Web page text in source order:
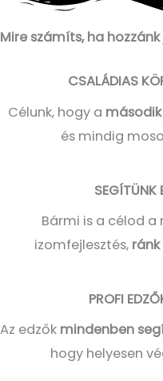
Mire számíts, ha
CSALÁDIAS
Célunk, hogy a
és mindig
SEGÍTÜNK
Bármi is a célod
izomfejlesztés,
PROFI
Az edzők mindenben
hogy helyesen